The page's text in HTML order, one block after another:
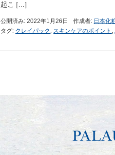
起こ […]
公開済み: 2022年1月26日 作成者: 日本化
タグ: クレイパック スキンケアのポイント ,